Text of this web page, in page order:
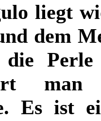
liegt
dem
die
man
Es ist